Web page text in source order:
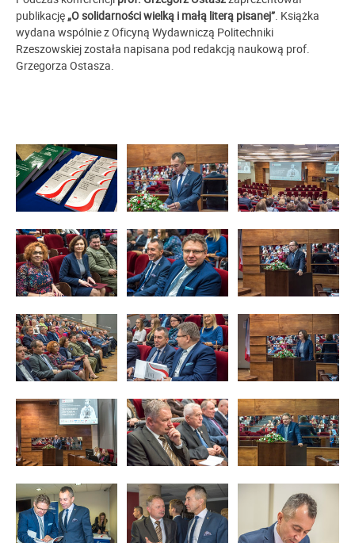
publikację„O solidarności wielką i małą literą pisanej”. Książka
wydana wspólnie z Oficyną Wydawniczą Politechniki
Rzeszowskiej została napisana pod redakcją naukową prof.
Grzegorza Ostasza.